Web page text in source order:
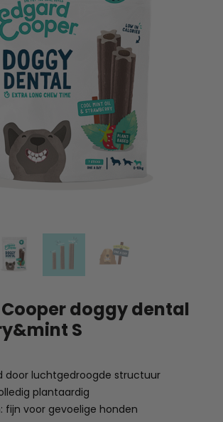
doggy dental
S
door luchtgedroogde structuur
plantaardig
fijn voor gevoelige honden